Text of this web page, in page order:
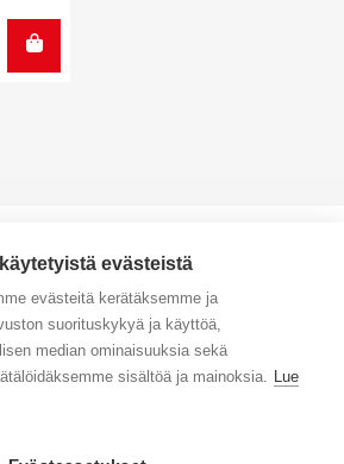
evästeistä
evästeitä kerätäksemme ja
suorituskykyä ja käyttöä,
median ominaisuuksia sekä
sisältöä ja mainoksia. Lue